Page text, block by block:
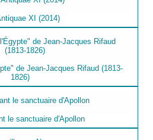
XI (2014)
de Jean-Jacques Rifaud (1813-
1826)
le sanctuaire d'Apollon